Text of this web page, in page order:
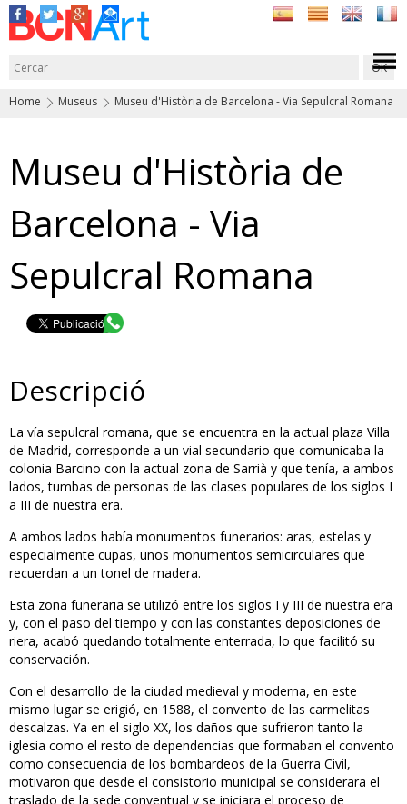
Home Museus Museu d'Història de Barcelona - Via Sepulcral Romana
Museu d'Història de
Barcelona - Via
Sepulcral Romana
Descripció
La vía sepulcral romana, que se encuentra en la actual plaza Villa
de Madrid, corresponde a un vial secundario que comunicaba la
colonia Barcino con la actual zona de Sarrià y que tenía, a ambos
lados, tumbas de personas de las clases populares de los siglos I
a III de nuestra era.
A ambos lados había monumentos funerarios: aras, estelas y
especialmente cupas, unos monumentos semicirculares que
recuerdan a un tonel de madera.
Esta zona funeraria se utilizó entre los siglos I y III de nuestra era
y, con el paso del tiempo y con las constantes deposiciones de
riera, acabó quedando totalmente enterrada, lo que facilitó su
conservación.
Con el desarrollo de la ciudad medieval y moderna, en este
mismo lugar se erigió, en 1588, el convento de las carmelitas
descalzas. Ya en el siglo XX, los daños que sufrieron tanto la
iglesia como el resto de dependencias que formaban el convento
como consecuencia de los bombardeos de la Guerra Civil,
motivaron que desde el consistorio municipal se considerara el
traslado de la sede conventual y se iniciara el proceso de